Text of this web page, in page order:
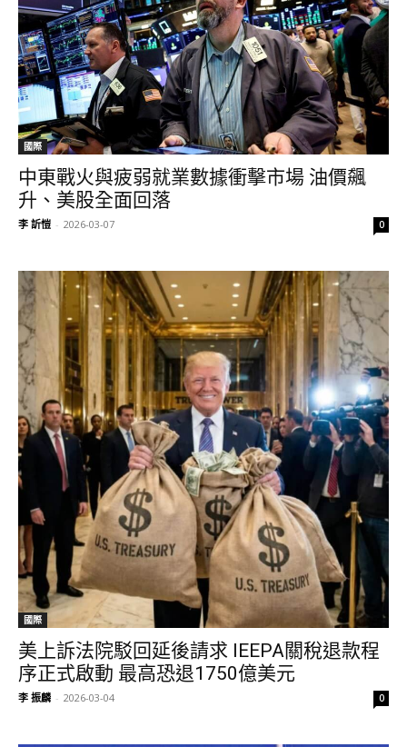
國際
中東戰火與疲弱就業數據衝擊市場 油價飆
升、美股全面回落
李 訢愷 - 2026-03-07 0
國際
美上訴法院駁回延後請求 IEEPA關稅退款程
序正式啟動 最高恐退1750億美元
李 振麟 - 2026-03-04 0